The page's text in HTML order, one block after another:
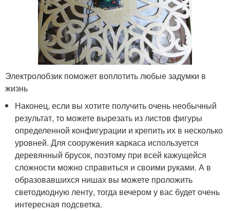
Электролобзик поможет воплотить любые задумки в
жизнь
Наконец, если вы хотите получить очень необычный
результат, то можете вырезать из листов фигуры
определенной конфигурации и крепить их в несколько
уровней. Для сооружения каркаса используется
деревянный брусок, поэтому при всей кажущейся
сложности можно справиться и своими руками. А в
образовавшихся нишах вы можете проложить
светодиодную ленту, тогда вечером у вас будет очень
интересная подсветка.